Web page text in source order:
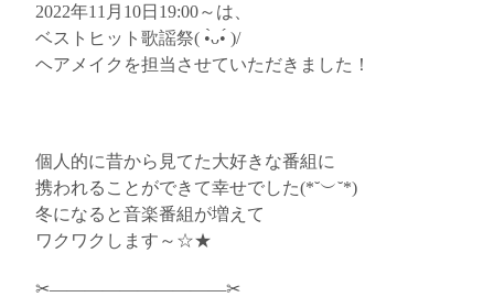
2022年11月10日19:00～は、
ベストヒット歌謡祭( •̀ᴗ•́ )/
ヘアメイクを担当させていただきました！
個人的に昔から見てた大好きな番組に
携われることができて幸せでした(*˘︶˘*)
冬になると音楽番組が増えて
ワクワクします～☆★
✂︎——————————✂︎